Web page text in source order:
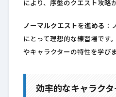
により、序盤のクエスト攻略
ノーマルクエストを進める ：
にとって理想的な練習場です
やキャラクターの特性を学び
効率的なキャラク